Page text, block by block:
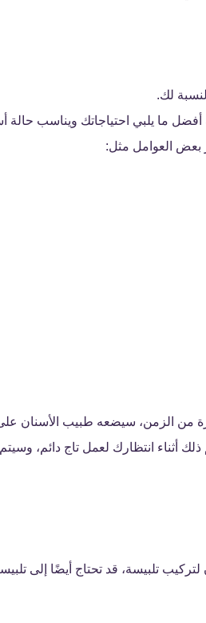
لك.
ما يلبي احتياجاتك ويناسب حالة
بعض العوامل مثل:
من الزمن، سيضعه طبيب الأسنان
ذلك أثناء انتظارك لعمل تاج دائم،
تلبيسة، قد تحتاج أيضًا إلى